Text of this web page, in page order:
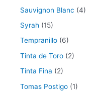
Sauvignon Blanc (4)
Syrah (15)
Tempranillo (6)
Tinta de Toro (2)
Tinta Fina (2)
Tomas Postigo (1)